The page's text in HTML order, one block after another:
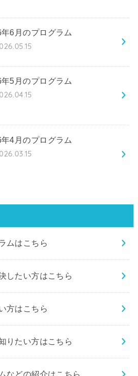
6月のプログラム
5月のプログラム
4月のプログラム
ムはこちら
したい方はこちら
方はこちら
りたい方はこちら